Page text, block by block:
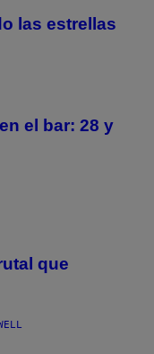
las estrellas
el bar: 28 y
que